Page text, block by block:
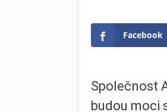
Facebook
Společnost
budou moci